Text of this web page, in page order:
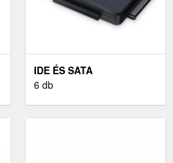
IDE ÉS SATA
ÁTALAKÍTÓK
6 db